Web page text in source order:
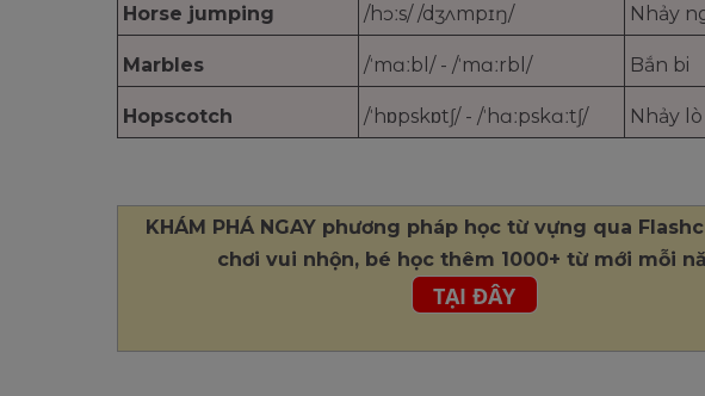
Horse jumping /hɔːs/ /dʒʌmpɪŋ/ Nhảy
Marbles /ˈmɑːbl/ - /ˈmɑːrbl/ Bắn bi
Hopscotch /ˈhɒpskɒtʃ/ - /ˈhɑːpskɑːtʃ/ Nhảy
KHÁM PHÁ NGAY phương pháp học từ vựng qua
chơi vui nhộn, bé học thêm 1000+ từ mới mỗi